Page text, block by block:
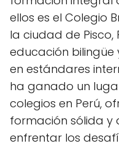
ellos es el Colegio
la ciudad de Pisco,
educación
en estándares
ha ganado un
colegios en Perú,
formación sólida
enfrentar los